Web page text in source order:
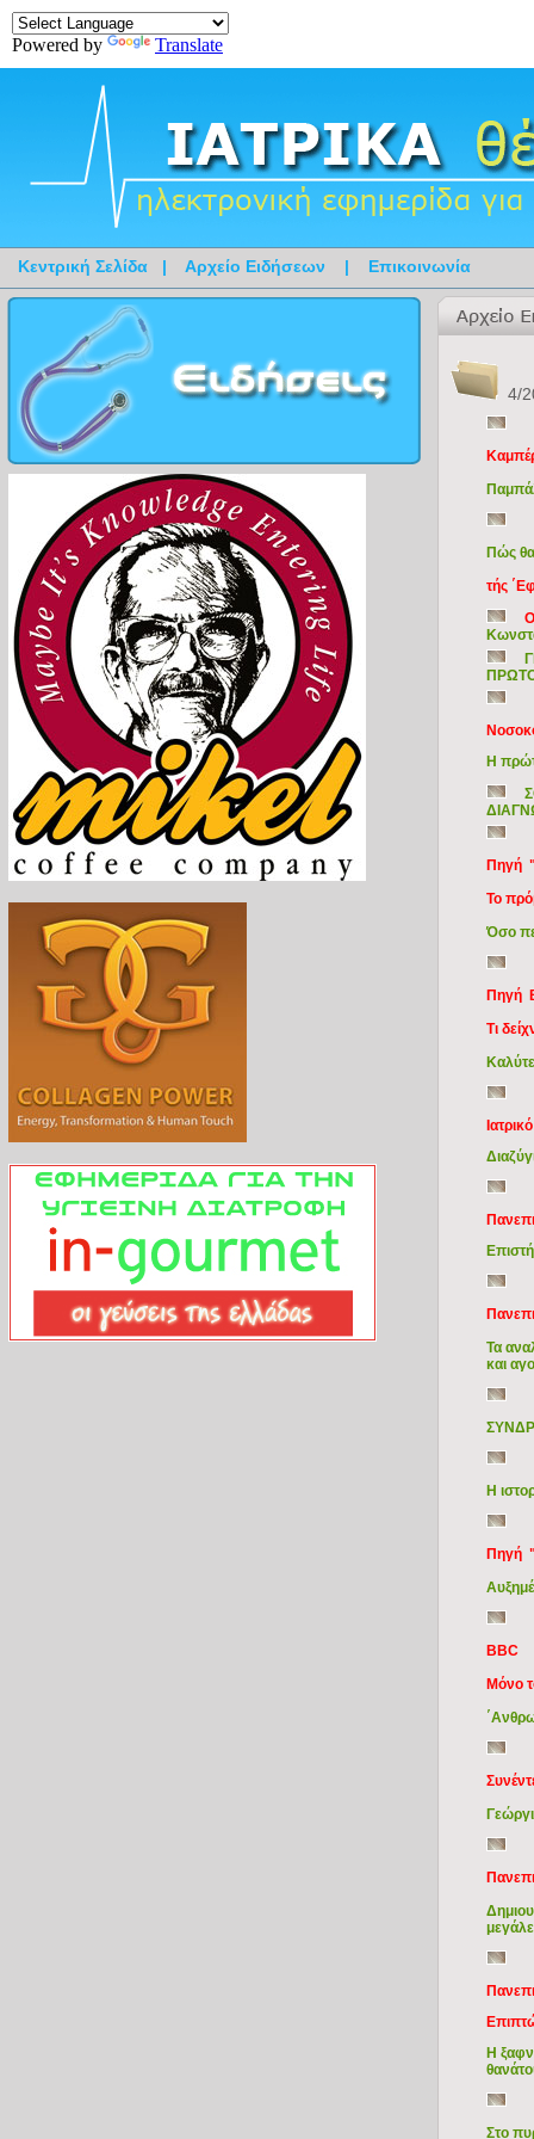
Powered by Translate
Κεντρική Σελίδα | Αρχείο Ειδήσεων | Επικοινωνία
4/
Πώς
τής
Η
Πηγή
Το
Όσο
Πηγή
Τι
Τα
και
Η
Πηγή
BBC
Μόνο
Η
Στο